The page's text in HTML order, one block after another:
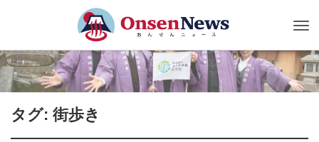
タグ: 街歩き